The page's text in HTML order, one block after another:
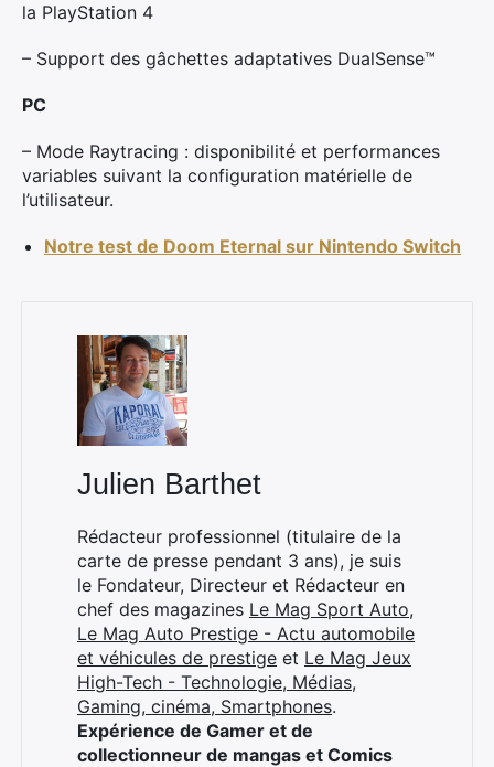
la PlayStation 4
– Support des gâchettes adaptatives DualSense™
PC
– Mode Raytracing : disponibilité et performances
variables suivant la configuration matérielle de
l’utilisateur.
Notre test de Doom Eternal sur Nintendo Switch
Julien Barthet
Rédacteur professionnel (titulaire de la
carte de presse pendant 3 ans), je suis
le Fondateur, Directeur et Rédacteur en
chef des magazines Le Mag Sport Auto,
Le Mag Auto Prestige - Actu automobile
et véhicules de prestige et Le Mag Jeux
High-Tech - Technologie, Médias,
Gaming, cinéma, Smartphones.
Expérience de Gamer et de
collectionneur de mangas et Comics